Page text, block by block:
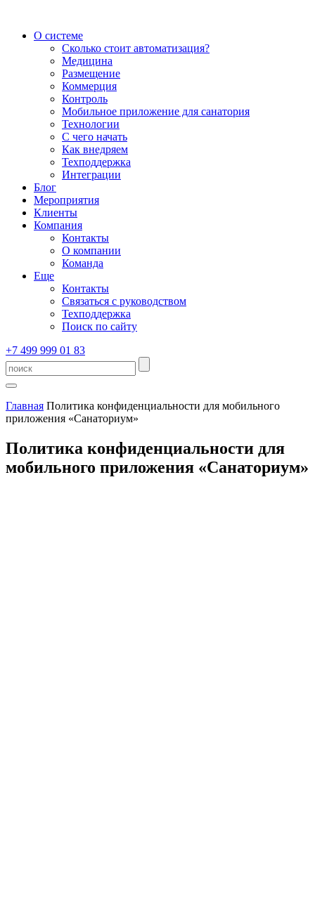
О системе
Сколько стоит автоматизация?
Медицина
Размещение
Коммерция
Контроль
Мобильное приложение для санатория
Технологии
С чего начать
Как внедряем
Техподдержка
Интеграции
Блог
Мероприятия
Клиенты
Компания
Контакты
О компании
Команда
Еще
Контакты
Связаться с руководством
Техподдержка
Поиск по сайту
+7 499 999 01 83
Главная Политика конфиденциальности для мобильного
приложения «Санаториум»
Политика конфиденциальности для
мобильного приложения «Санаториум»